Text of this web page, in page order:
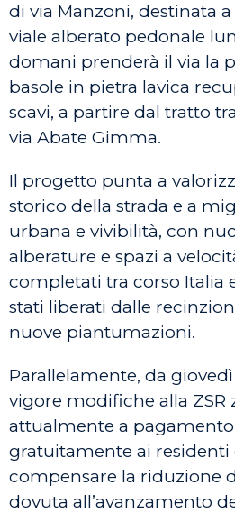
di via Manzoni, destinata
viale alberato pedonale
domani prenderà il via la
basole in pietra lavica
scavi, a partire dal tratto
via Abate Gimma.
Il progetto punta a
storico della strada e a
urbana e vivibilità, con
alberature e spazi a
completati tra corso Italia
stati liberati dalle
nuove piantumazioni.
Parallelamente, da
vigore modifiche alla ZSR
attualmente a
gratuitamente ai residenti
compensare la riduzione
dovuta all’avanzamento